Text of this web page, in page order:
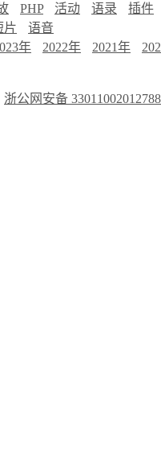
PHP 活动 语录
插件
片
语音
年 2022年 2021年
浙公网安备